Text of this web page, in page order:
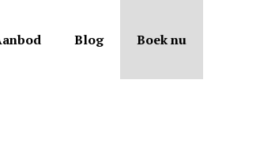
Blog Boek nu